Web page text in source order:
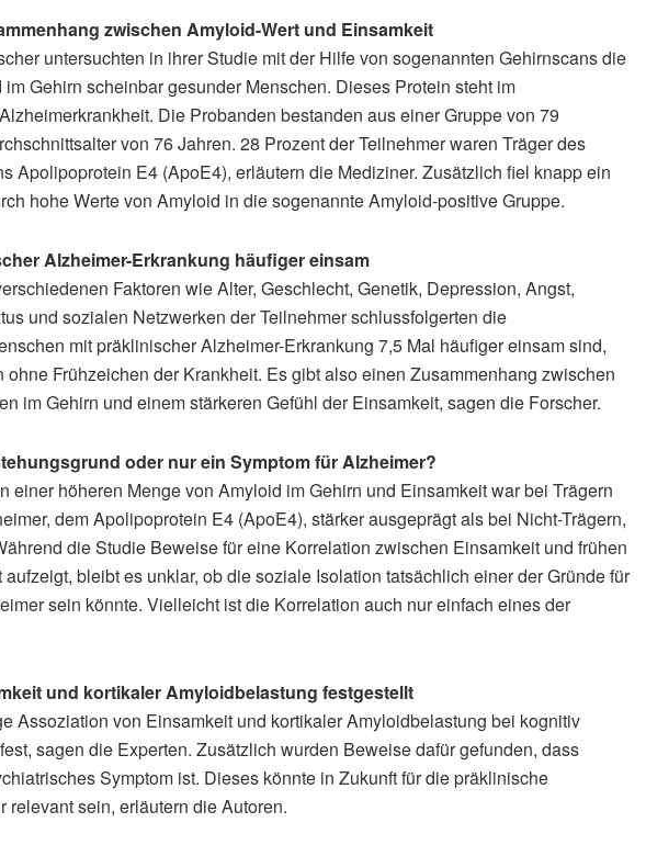
zwischen Amyloid-Wert und Einsamkeit
untersuchten in ihrer Studie mit der Hilfe von sogenannten Gehirnscans die
Gehirn scheinbar gesunder Menschen. Dieses Protein steht im
Die Probanden bestanden aus einer Gruppe von 79
von 76 Jahren. 28 Prozent der Teilnehmer waren Träger des
Apolipoprotein E4 (ApoE4), erläutern die Mediziner. Zusätzlich fiel knapp ein
hohe Werte von Amyloid in die sogenannte Amyloid-positive Gruppe.
Alzheimer-Erkrankung häufiger einsam
Faktoren wie Alter, Geschlecht, Genetik, Depression, Angst,
und sozialen Netzwerken der Teilnehmer schlussfolgerten die
mit präklinischer Alzheimer-Erkrankung 7,5 Mal häufiger einsam sind,
Frühzeichen der Krankheit. Es gibt also einen Zusammenhang zwischen
im Gehirn und einem stärkeren Gefühl der Einsamkeit, sagen die Forscher.
oder nur ein Symptom für Alzheimer?
einer höheren Menge von Amyloid im Gehirn und Einsamkeit war bei Trägern
dem Apolipoprotein E4 (ApoE4), stärker ausgeprägt als bei Nicht-Trägern,
die Studie Beweise für eine Korrelation zwischen Einsamkeit und frühen
bleibt es unklar, ob die soziale Isolation tatsächlich einer der Gründe für
sein könnte. Vielleicht ist die Korrelation auch nur einfach eines der
und kortikaler Amyloidbelastung festgestellt
Assoziation von Einsamkeit und kortikaler Amyloidbelastung bei kognitiv
sagen die Experten. Zusätzlich wurden Beweise dafür gefunden, dass
Symptom ist. Dieses könnte in Zukunft für die präklinische
relevant sein, erläutern die Autoren.